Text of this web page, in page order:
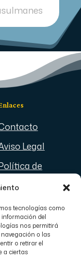
tecnologías como
del
nos permitirá
o las
o retirar el
a ciertas
Legal
de